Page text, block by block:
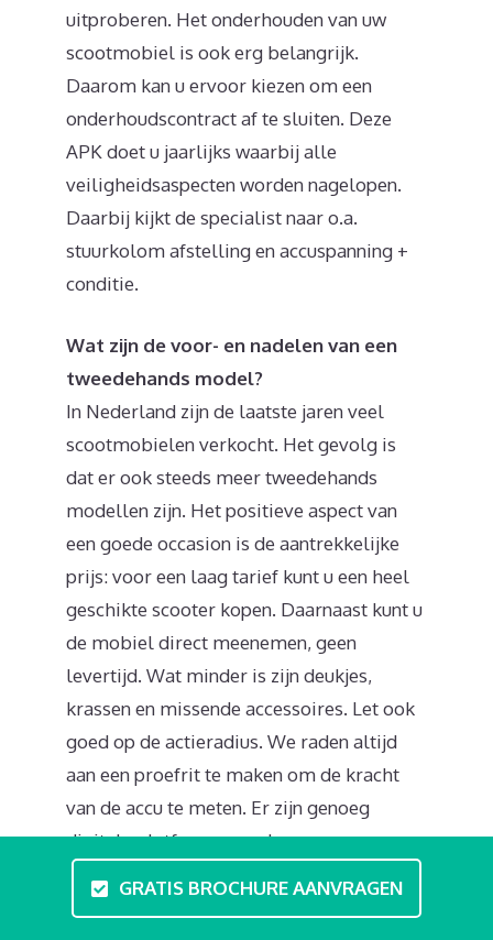
uitproberen. Het onderhouden van uw
scootmobiel is ook erg belangrijk.
Daarom kan u ervoor kiezen om een
onderhoudscontract af te sluiten. Deze
APK doet u jaarlijks waarbij alle
veiligheidsaspecten worden nagelopen.
Daarbij kijkt de specialist naar o.a.
stuurkolom afstelling en accuspanning +
conditie.
Wat zijn de voor- en nadelen van een
tweedehands model?
In Nederland zijn de laatste jaren veel
scootmobielen verkocht. Het gevolg is
dat er ook steeds meer tweedehands
modellen zijn. Het positieve aspect van
een goede occasion is de aantrekkelijke
prijs: voor een laag tarief kunt u een heel
geschikte scooter kopen. Daarnaast kunt u
de mobiel direct meenemen, geen
levertijd. Wat minder is zijn deukjes,
krassen en missende accessoires. Let ook
goed op de actieradius. We raden altijd
aan een proefrit te maken om de kracht
van de accu te meten. Er zijn genoeg
digitale platformen zoals
GRATIS BROCHURE AANVRAGEN